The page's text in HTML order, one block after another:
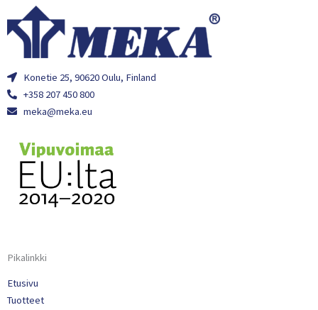
Konetie 25, 90620 Oulu, Finland
+358 207 450 800
meka@meka.eu
Pikalinkki
Etusivu
Tuotteet